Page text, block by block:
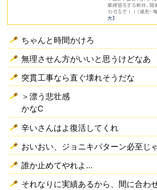
ちゃんと時間かけろ
無理させん方がいいと思うけどなあ
突貫工事なら直ぐ壊れそうだな
＞漂う悲壮感
かなC
辛いさんはよ復活してくれ
おいおい、ジョニキパターン必至じ
誰か止めてやれよ…
それなりに実績あるから、間に合わ